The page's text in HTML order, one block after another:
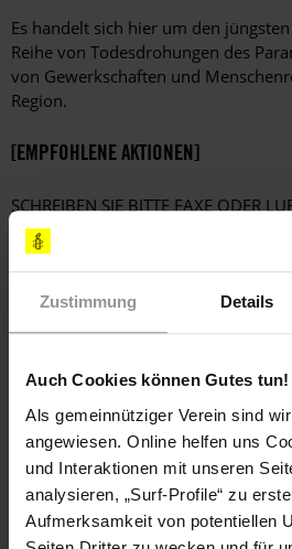
Zustimmung Details
Auch Cookies können Gutes tun!
Als gemeinnütziger Verein sind
angewiesen. Online helfen uns
und Interaktionen mit unseren
analysieren, „Surf-Profile“ zu
Aufmerksamkeit von potentiellen
Es handelt sich hier um den
Reihe von Todesdrohungen des
von Gewerkschaften und
Region.
[EMPFOHLENE AKTIONEN]
SCHREIBEN SIE BITTE FAXE ODER
FOLGENDEN FORDERUNGEN
Ich fordere Sie auf, eine
Untersuchung der
Organisationen MOVICE,
die Ergebnisse zu
Verantwortlichen vor Gericht
Ich appelliere an Sie, in
Betroffenen für deren Schutz
Zusammnehang möchte ich Sie
gemäß der UN-Erklärung zum